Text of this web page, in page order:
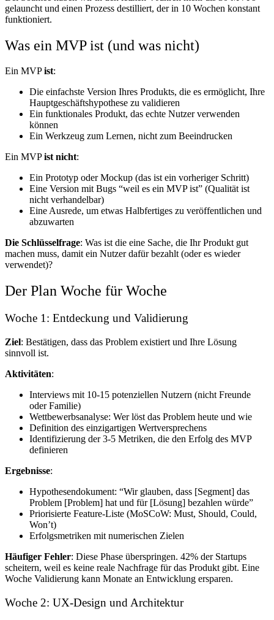
gelauncht und einen Prozess destilliert, der in 10 Wochen konstant
funktioniert.
Was ein MVP ist (und was nicht)
Ein MVPist:
Die einfachste Version Ihres Produkts, die es ermöglicht, Ihre
Hauptgeschäftshypothese zu validieren
Ein funktionales Produkt, das echte Nutzer verwenden
können
Ein Werkzeug zum Lernen, nicht zum Beeindrucken
Ein MVPist nicht:
Ein Prototyp oder Mockup (das ist ein vorheriger Schritt)
Eine Version mit Bugs “weil es ein MVP ist” (Qualität ist
nicht verhandelbar)
Eine Ausrede, um etwas Halbfertiges zu veröffentlichen und
abzuwarten
Die Schlüsselfrage: Was ist die eine Sache, die Ihr Produkt gut
machen muss, damit ein Nutzer dafür bezahlt (oder es wieder
verwendet)?
Der Plan Woche für Woche
Woche 1: Entdeckung und Validierung
Ziel: Bestätigen, dass das Problem existiert und Ihre Lösung
sinnvoll ist.
Aktivitäten:
Interviews mit 10-15 potenziellen Nutzern (nicht Freunde
oder Familie)
Wettbewerbsanalyse: Wer löst das Problem heute und wie
Definition des einzigartigen Wertversprechens
Identifizierung der 3-5 Metriken, die den Erfolg des MVP
definieren
Ergebnisse:
Hypothesendokument: “Wir glauben, dass [Segment] das
Problem [Problem] hat und für [Lösung] bezahlen würde”
Priorisierte Feature-Liste (MoSCoW: Must, Should, Could,
Won’t)
Erfolgsmetriken mit numerischen Zielen
Häufiger Fehler: Diese Phase überspringen. 42% der Startups
scheitern, weil es keine reale Nachfrage für das Produkt gibt. Eine
Woche Validierung kann Monate an Entwicklung ersparen.
Woche 2: UX-Design und Architektur